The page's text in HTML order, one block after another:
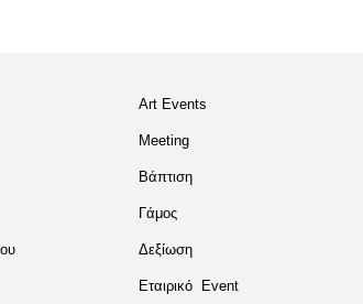
Art Events
Meeting
Βάπτιση
Γάμος
Δεξίωση
Εταιρικό Event